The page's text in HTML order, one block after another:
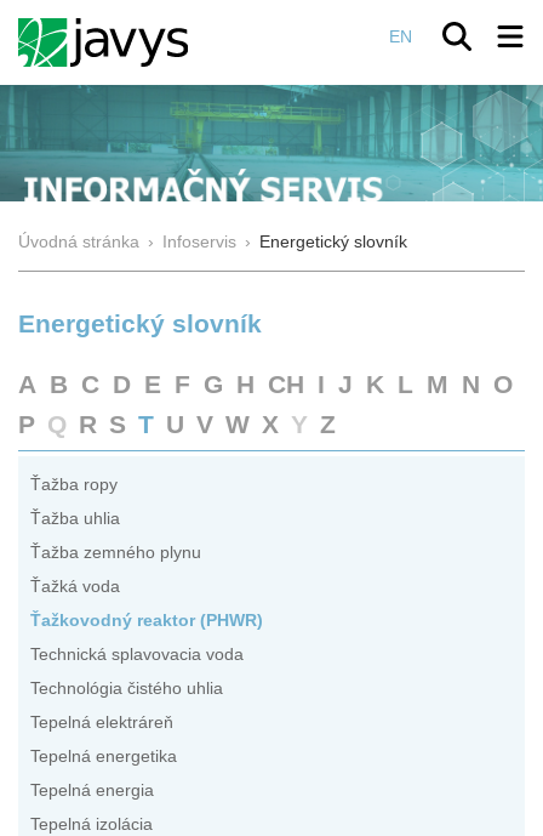
EN
Úvodná stránka › Infoservis › Energetický slovník
Energetický slovník
A B C D E F G H CH I J K L M N O
P Q R S T U V W X Y Z
Ťažba ropy
Ťažba uhlia
Ťažba zemného plynu
Ťažká voda
Ťažkovodný reaktor (PHWR)
Technická splavovacia voda
Technológia čistého uhlia
Tepelná elektráreň
Tepelná energetika
Tepelná energia
Tepelná izolácia